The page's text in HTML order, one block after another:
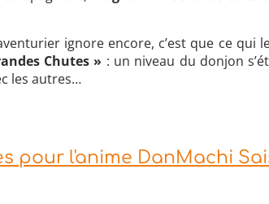
ignore encore, c’est que ce
Chutes » : un niveau du donjon
les autres…
pour l'anime DanMachi